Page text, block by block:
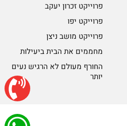
פרוייקט זכרון יעקב
פרוייקט יפו
פרוייקט מושב ניצן
מחממים את הבית ביעילות
החורף מעולם לא הרגיש נעים
יותר